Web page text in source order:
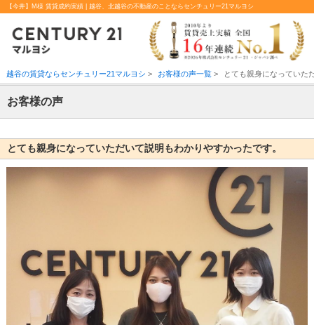
【今井】M様 賃貸成約実績 | 越谷、北越谷の不動産のことならセンチュリー21マルヨシ
越谷の賃貸ならセンチュリー21マルヨシ > お客様の声一覧> とても親身になっていた
お客様の声
とても親身になっていただいて説明もわかりやすかったです。